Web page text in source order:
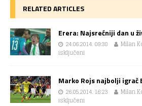
RELATED ARTICLES
Erera: Najsrećniji dan u
24.06.2014. 09:38 Milan
isključeni
Marko Rojs najbolji igrač
26.05.2014. 16:23 Milan
isključeni